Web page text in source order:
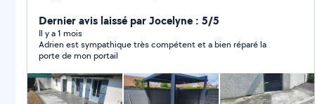
Dernier avis laissé par Jocelyne : 5/5
Il y a 1 mois
Adrien est sympathique très compétent et a bien réparé la
porte de mon portail